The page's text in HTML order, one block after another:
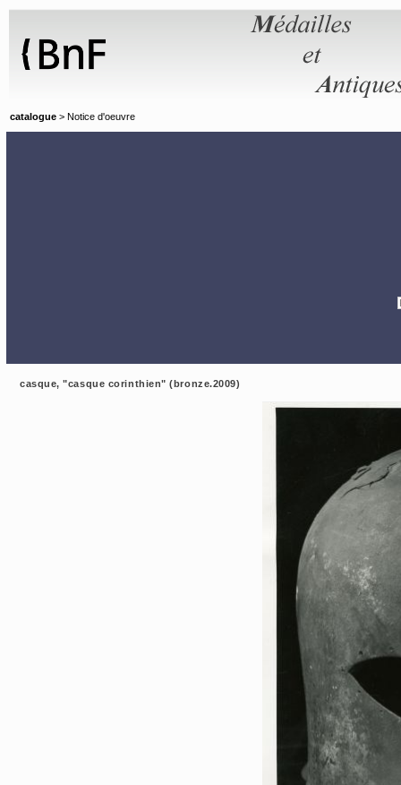
catalogue > Notice d'oeuvre
casque, "casque corinthien" (bronze.2009)